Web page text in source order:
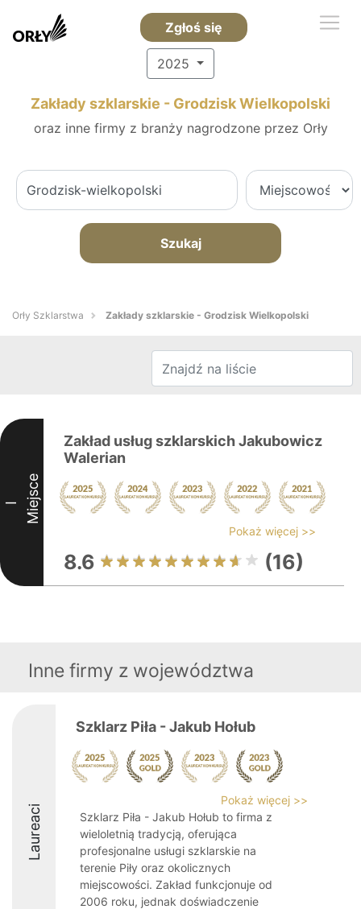
Zgłoś się
2025
Zakłady szklarskie - Grodzisk Wielkopolski
oraz inne firmy z branży nagrodzone przez Orły
Szukaj
Orły Szklarstwa Zakłady szklarskie - Grodzisk Wielkopolski
I Miejsce
Zakład usług szklarskich Jakubowicz
Walerian
Pokaż więcej >>
8.6 (16)
Inne firmy z województwa
Laureaci
Szklarz Piła - Jakub Hołub
Pokaż więcej >>
Szklarz Piła - Jakub Hołub to firma z
wieloletnią tradycją, oferująca
profesjonalne usługi szklarskie na
terenie Piły oraz okolicznych
miejscowości. Zakład funkcjonuje od
2006 roku, jednak doświadczenie